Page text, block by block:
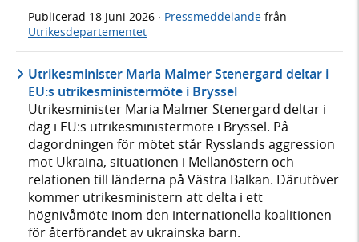
Publicerad 18 juni 2026 · Pressmeddelande från
Utrikesdepartementet
Utrikesminister Maria Malmer Stenergard deltar i
EU:s utrikesministermöte i Bryssel
Utrikesminister Maria Malmer Stenergard deltar i
dag i EU:s utrikesministermöte i Bryssel. På
dagordningen för mötet står Rysslands aggression
mot Ukraina, situationen i Mellanöstern och
relationen till länderna på Västra Balkan. Därutöver
kommer utrikesministern att delta i ett
högnivåmöte inom den internationella koalitionen
för återförandet av ukrainska barn.